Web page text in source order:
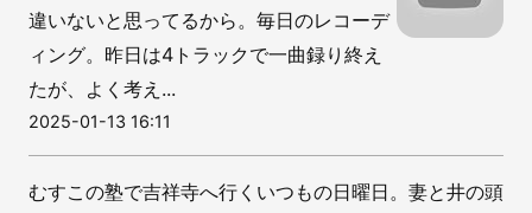
違いないと思ってるから。毎日のレコーデ
ィング。昨日は4トラックで一曲録り終え
たが、よく考え...
2025-01-13 16:11
むすこの塾で吉祥寺へ行くいつもの日曜日。妻と井の頭